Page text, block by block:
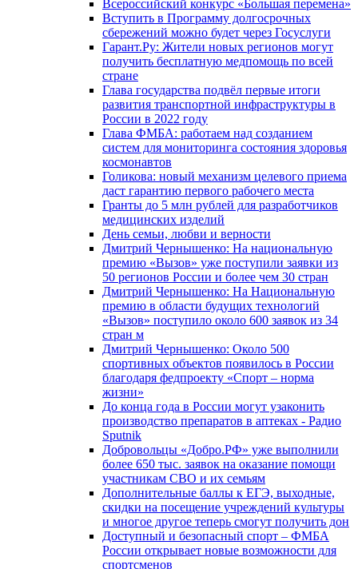
Всероссийский конкурс «Большая перемена»
Вступить в Программу долгосрочных
сбережений можно будет через Госуслуги
Гарант.Ру: Жители новых регионов могут
получить бесплатную медпомощь по всей
стране
Глава государства подвёл первые итоги
развития транспортной инфраструктуры в
России в 2022 году
Глава ФМБА: работаем над созданием
систем для мониторинга состояния здоровья
космонавтов
Голикова: новый механизм целевого приема
даст гарантию первого рабочего места
Гранты до 5 млн рублей для разработчиков
медицинских изделий
День семьи, любви и верности
Дмитрий Чернышенко: На национальную
премию «Вызов» уже поступили заявки из
50 регионов России и более чем 30 стран
Дмитрий Чернышенко: На Национальную
премию в области будущих технологий
«Вызов» поступило около 600 заявок из 34
стран м
Дмитрий Чернышенко: Около 500
спортивных объектов появилось в России
благодаря федпроекту «Спорт – норма
жизни»
До конца года в России могут узаконить
производство препаратов в аптеках - Радио
Sputnik
Добровольцы «Добро.РФ» уже выполнили
более 650 тыс. заявок на оказание помощи
участникам СВО и их семьям
Дополнительные баллы к ЕГЭ, выходные,
скидки на посещение учреждений культуры
и многое другое теперь смогут получить дон
Доступный и безопасный спорт – ФМБА
России открывает новые возможности для
спортсменов